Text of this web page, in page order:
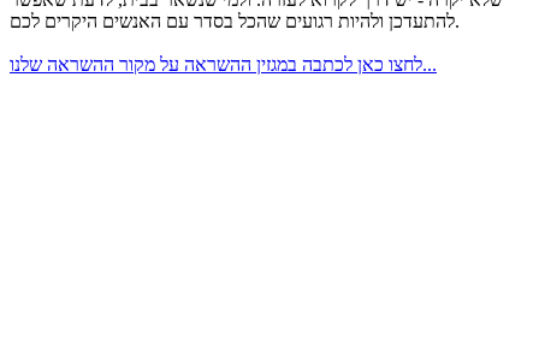
להתעדכן ולהיות רגועים שהכל בסדר עם האנשים היקרים לכם.
לחצו כאן לכתבה במגזין ההשראה על מקור ההשראה שלנו...